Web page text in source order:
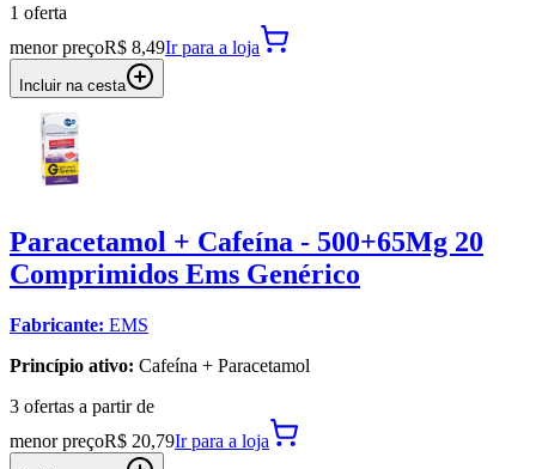
1 oferta
menor preçoR$ 8,49Ir para a loja
Incluir na cesta
Paracetamol + Cafeína - 500+65Mg 20
Comprimidos Ems Genérico
Fabricante: EMS
Princípio ativo: Cafeína + Paracetamol
3 ofertas a partir de
menor preçoR$ 20,79Ir para a loja